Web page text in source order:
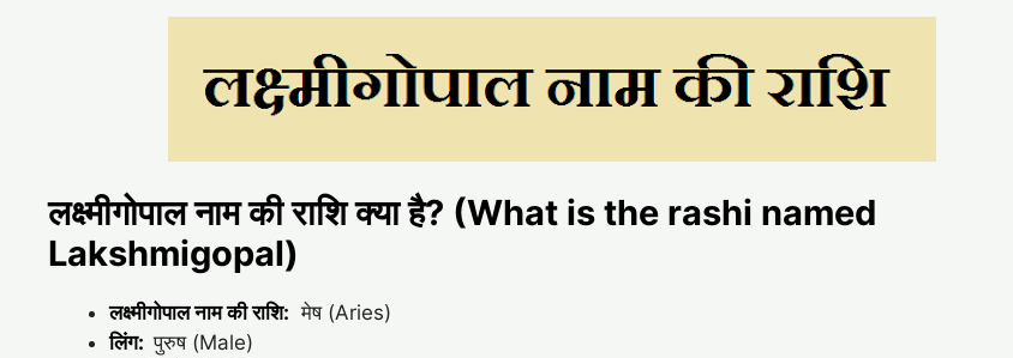
लक्ष्मीगोपाल नाम की राशि क्या है? (What is the rashi named
Lakshmigopal)
लक्ष्मीगोपाल नाम की राशि: मेष (Aries)
लिंग: पुरुष (Male)